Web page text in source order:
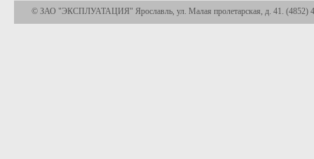
© ЗАО "ЭКСПЛУАТАЦИЯ" Ярославль, ул. Малая пролетарская, д. 41. (4852)